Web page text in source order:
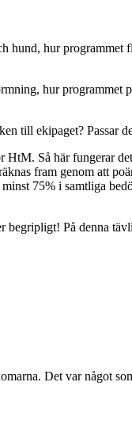
hund, hur
hur programmet
till ekipaget? Passar
Så här fungerar
fram genom att
75% i samtliga
På denna
Det var något